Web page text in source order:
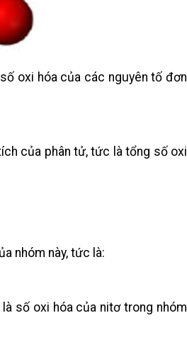
oxi hóa của các nguyên tố đơn
của phân tử, tức là tổng số oxi
nhóm này, tức là:
số oxi hóa của nitơ trong nhóm